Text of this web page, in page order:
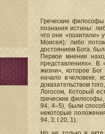
Греческие
познания истины:
что они «похитили»
Моисея); либо
достоянием Бога,
Первое мнение
представлениях».
жизни», которое
начало в человеке,
доказательством
Логосом, Который
греческие
94, 4–5), были
некоторые
94, 3; I 20, 1).